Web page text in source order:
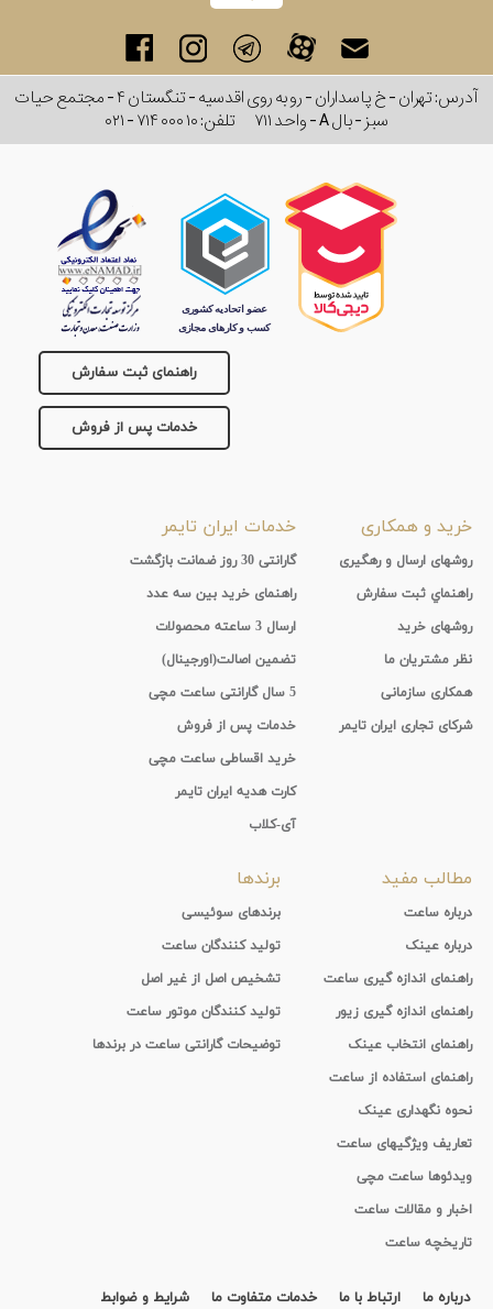
آدرس: تهران - خ پاسداران - رو به روی اقدسیه - تنگستان ۴ - مجتمع حیات
سبز - بال A - واحد ۷۱۱
تلفن:۰۲۱ - ۷۱۴ ۰۰۰ ۱۰
راهنمای ثبت سفارش
خدمات پس از فروش
خرید و همکاری
روشهای ارسال و رهگیری
راهنماي ثبت سفارش
روشهای خرید
نظر مشتریان ما
همکاری سازمانی
شرکای تجاری ایران تایمر
خدمات ایران تایمر
گارانتی 30 روز ضمانت بازگشت
راهنمای خرید بین سه عدد
ارسال 3 ساعته محصولات
تضمین اصالت(اورجینال)
5 سال گارانتی ساعت مچی
خدمات پس از فروش
خرید اقساطی ساعت مچی
کارت هدیه ایران تایمر
آی-کلاب
مطالب مفید
درباره ساعت
درباره عینک
راهنمای اندازه گیری ساعت
راهنمای اندازه گیری زیور
راهنمای انتخاب عینک
راهنمای استفاده از ساعت
نحوه نگهداری عینک
تعاریف ویژگیهای ساعت
ویدئوها ساعت مچی
اخبار و مقالات ساعت
تاریخچه ساعت
برندها
برندهای سوئیسی
تولید کنندگان ساعت
تشخیص اصل از غیر اصل
تولید کنندگان موتور ساعت
توضیحات گارانتی ساعت در برندها
درباره ما ارتباط با ما خدمات متفاوت ما شرایط و ضوابط